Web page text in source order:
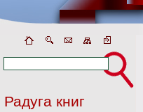
Радуга книг